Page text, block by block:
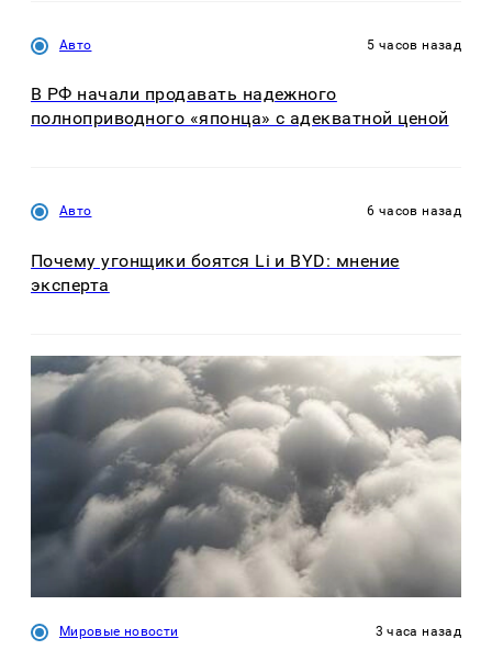
Авто 5 часов назад
В РФ начали продавать надежного
полноприводного «японца» с адекватной ценой
Авто 6 часов назад
Почему угонщики боятся Li и BYD: мнение
эксперта
Мировые новости 3 часа назад